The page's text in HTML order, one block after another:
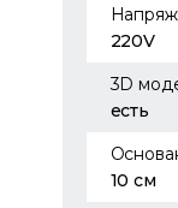
220V
3D
есть
10 см